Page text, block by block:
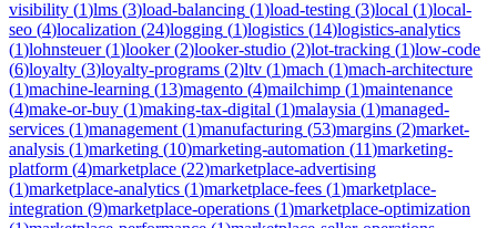
visibility (1)lms (3)load-balancing (1)load-testing (3)local (1)local-
seo (4)localization (24)logging (1)logistics (14)logistics-analytics
(1)lohnsteuer(1)looker(2)looker-studio (2)lot-tracking (1)low-code
(6)loyalty (3)loyalty-programs (2)ltv (1)mach (1)mach-architecture
(1)machine-learning (13)magento (4)mailchimp (1)maintenance
(4)make-or-buy (1)making-tax-digital (1)malaysia (1)managed-
services (1)management (1)manufacturing (53)margins (2)market-
analysis (1)marketing (10)marketing-automation (11)marketing-
platform (4)marketplace (22)marketplace-advertising
(1)marketplace-analytics (1)marketplace-fees (1)marketplace-
integration (9)marketplace-operations (1)marketplace-optimization